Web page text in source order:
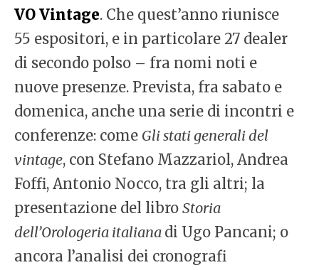
VO Vintage. Che quest’anno riunisce
55 espositori, e in particolare 27 dealer
di secondo polso – fra nomi noti e
nuove presenze. Prevista, fra sabato e
domenica, anche una serie di incontri e
conferenze: come Gli stati generali del
vintage, con Stefano Mazzariol, Andrea
Foffi, Antonio Nocco, tra gli altri; la
presentazione del libro Storia
dell’Orologeria italiana di Ugo Pancani; o
ancora l’analisi dei cronografi